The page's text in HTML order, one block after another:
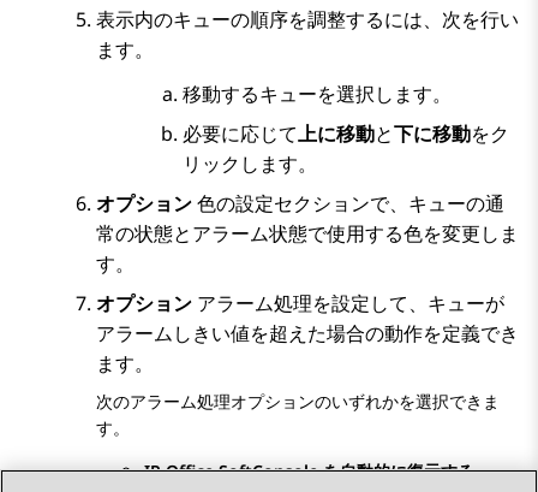
表示内のキューの順序を調整するには、次を行い
ます。
移動するキューを選択します。
必要に応じて上に移動と下に移動をク
リックします。
オプション色の設定セクションで、キューの通
常の状態とアラーム状態で使用する色を変更しま
す。
オプション アラーム処理を設定して、キューが
アラームしきい値を超えた場合の動作を定義でき
ます。
次のアラーム処理オプションのいずれかを選択できま
す。
IP Office SoftConsole を自動的に復元する